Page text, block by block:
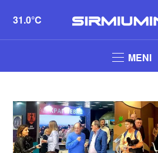
31.0°C
MENI